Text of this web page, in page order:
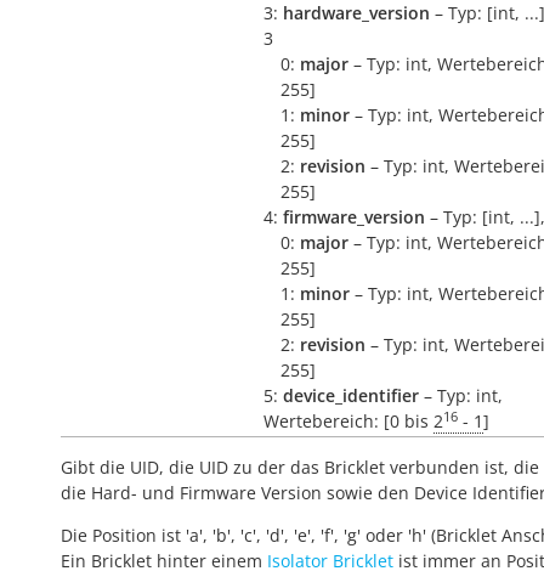
3: hardware_version – Typ: [int,
3
0: major – Typ: int,
255]
1: minor – Typ: int,
255]
2: revision – Typ: int,
255]
4: firmware_version – Typ: [int,
0: major – Typ: int,
255]
1: minor – Typ: int,
255]
2: revision – Typ: int,
255]
5: device_identifier – Typ: int,
Wertebereich: [0 bis 216 - 1]
Gibt die UID, die UID zu der das Bricklet verbunden ist, die
die Hard- und Firmware Version sowie den Device
Die Position ist 'a', 'b', 'c', 'd', 'e', 'f', 'g' oder 'h' (Bricklet
Ein Bricklet hinter einem Isolator Bricklet ist immer an